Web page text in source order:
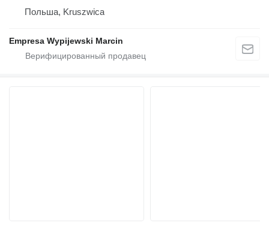
Польша, Kruszwica
Empresa Wypijewski Marcin